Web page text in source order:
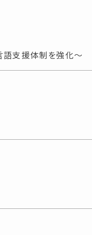
語支援体制を強化～